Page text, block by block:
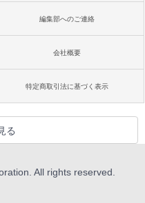
編集部へのご連絡
会社概要
特定商取引法に基づく表示
る
All rights reserved.